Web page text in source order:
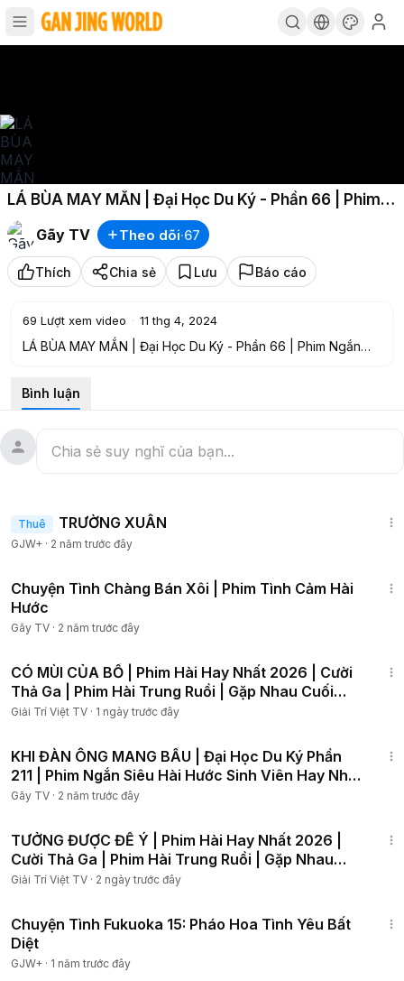
LÁ BÙA MAY MẮN | Đại Học Du Ký - Phần 66 | Phim
Ngắn Siêu Hài Hước Sinh Viên Hay Nhất Gãy TV
Gãy TV
Theo dõi·67
Thích Chia sẻ Lưu Báo cáo
69 Lượt xem video · 11 thg 4, 2024
LÁ BÙA MAY MẮN | Đại Học Du Ký - Phần 66 | Phim Ngắn
►Gãy TV là một kênh chuyên sản xuất Parody nhạc chế,
Phim ngắn tình cảm, hài hước... đem lại những giây phút giải
❖ Công ty cổ phần truyền thông 88 Entertainment
• Music Videos
• TVC
❖ Liên Hệ :
• Email :
------------------------------------
© Copyright by Gãy TV & 88 Entertainment ☞ Do not Reup"
Bình luận
Thuê TRƯỜNG XUÂN
GJW+ · 2 năm trước đây
Chuyện Tình Chàng Bán Xôi | Phim Tình Cảm Hài
Hước
Gãy TV · 2 năm trước đây
CÓ MÙI CỦA BỒ | Phim Hài Hay Nhất 2026 | Cười
Thả Ga | Phim Hài Trung Ruồi | Gặp Nhau Cuối
Tuần
Giải Trí Việt TV · 1 ngày trước đây
KHI ĐÀN ÔNG MANG BẦU | Đại Học Du Ký Phần
211 | Phim Ngắn Siêu Hài Hước Sinh Viên Hay Nhất
Gãy TV
Gãy TV · 2 năm trước đây
TƯỞNG ĐƯỢC ĐỂ Ý | Phim Hài Hay Nhất 2026 |
Cười Thả Ga | Phim Hài Trung Ruồi | Gặp Nhau
Cuối Tuần
Giải Trí Việt TV · 2 ngày trước đây
Chuyện Tình Fukuoka 15: Pháo Hoa Tình Yêu Bất
Diệt
GJW+ · 1 năm trước đây